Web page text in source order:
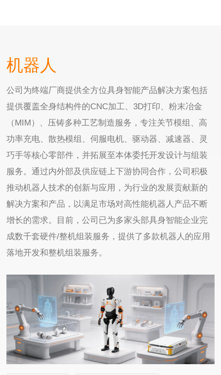
机器人
公司为终端厂商提供全方位具身智能产品解决方案包括
提供覆盖全身结构件的CNC加工、3D打印、粉末冶金
（MIM）、压铸多种工艺制造服务，专注关节模组、高
功率充电、散热模组、伺服电机、驱动器、减速器、灵
巧手等核心零部件，并拓展至本体委托开发设计与组装
服务。通过内外部及供应链上下游协同合作，公司积极
推动机器人技术的创新与应用，为行业的发展贡献新的
解决方案和产品，以满足市场对高性能机器人产品不断
增长的需求。目前，公司已为多家头部具身智能企业完
成数千套硬件/整机组装服务，提供了多款机器人的应用
落地开发和整机组装服务。